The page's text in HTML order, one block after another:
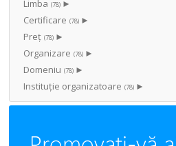
Limba (78) ►
Certificare (78) ►
Preț (78) ►
Organizare (78) ►
Domeniu (78) ►
Instituţie organizatoare (78) ►